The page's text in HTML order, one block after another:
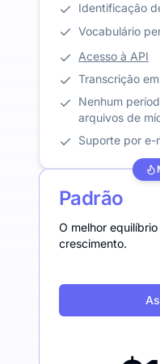
Identificação
Vocabulário
Acesso à API
Transcrição
Nenhum
arquivos de
Suporte por e-
Padrão
O melhor
crescimento.